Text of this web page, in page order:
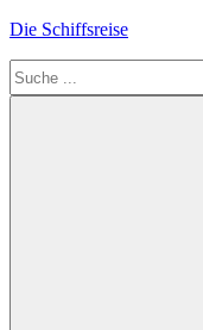
Zum
springen
Die Schiffsreise
Literatur-
Suchen